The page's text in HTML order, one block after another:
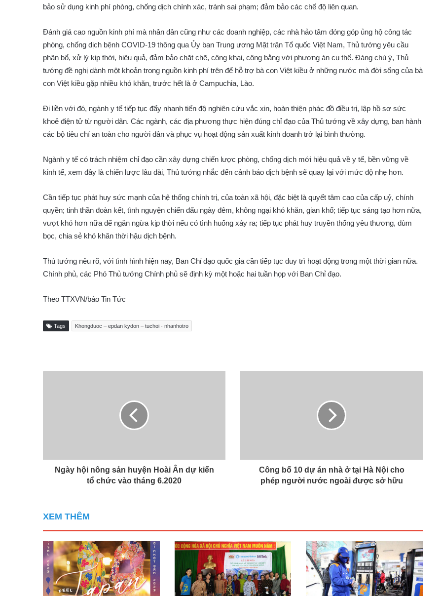
bảo sử dụng kinh phí phòng, chống dịch chính xác, tránh sai phạm; đảm bảo các chế độ liên quan.
Đánh giá cao nguồn kinh phí mà nhân dân cũng như các doanh nghiệp, các nhà hảo tâm đóng góp ủng hộ công tác
phòng, chống dịch bệnh COVID-19 thông qua Ủy ban Trung ương Mặt trận Tổ quốc Việt Nam, Thủ tướng yêu cầu
phân bổ, xử lý kịp thời, hiệu quả, đảm bảo chặt chẽ, công khai, công bằng với phương án cụ thể. Đáng chú ý, Thủ
tướng đề nghị dành một khoản trong nguồn kinh phí trên để hỗ trợ bà con Việt kiều ở những nước mà đời sống của bà
con Việt kiều gặp nhiều khó khăn, trước hết là ở Campuchia, Lào.
Đi liền với đó, ngành y tế tiếp tục đẩy nhanh tiến độ nghiên cứu vắc xin, hoàn thiện phác đồ điều trị, lập hồ sơ sức
khoẻ điện tử từ người dân. Các ngành, các địa phương thực hiện đúng chỉ đạo của Thủ tướng về xây dựng, ban hành
các bộ tiêu chí an toàn cho người dân và phục vụ hoạt động sản xuất kinh doanh trở lại bình thường.
Ngành y tế có trách nhiệm chỉ đạo cần xây dựng chiến lược phòng, chống dịch mới hiệu quả về y tế, bền vững về
kinh tế, xem đây là chiến lược lâu dài, Thủ tướng nhắc đến cảnh báo dịch bệnh sẽ quay lại với mức độ nhẹ hơn.
Cần tiếp tục phát huy sức mạnh của hệ thống chính trị, của toàn xã hội, đặc biệt là quyết tâm cao của cấp uỷ, chính
quyền; tinh thần đoàn kết, tình nguyện chiến đấu ngày đêm, không ngại khó khăn, gian khổ; tiếp tục sáng tạo hơn nữa,
vượt khó hơn nữa để ngăn ngừa kịp thời nếu có tình huống xảy ra; tiếp tục phát huy truyền thống yêu thương, đùm
bọc, chia sẻ khó khăn thời hậu dịch bệnh.
Thủ tướng nêu rõ, với tình hình hiện nay, Ban Chỉ đạo quốc gia cần tiếp tục duy trì hoạt động trong một thời gian nữa.
Chính phủ, các Phó Thủ tướng Chính phủ sẽ định kỳ một hoặc hai tuần họp với Ban Chỉ đạo.
Theo TTXVN/báo Tin Tức
Tags Khongduoc – epdan kydon – tuchoi - nhanhotro
Ngày hội nông sản huyện Hoài Ân dự kiến
tổ chức vào tháng 6.2020
Công bố 10 dự án nhà ở tại Hà Nội cho
phép người nước ngoài được sở hữu
XEM THÊM